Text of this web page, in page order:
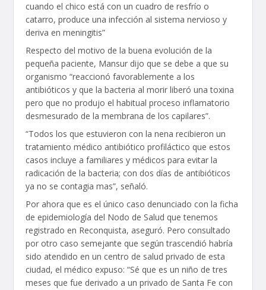
cuando el chico está con un cuadro de resfrío o
catarro, produce una infección al sistema nervioso y
deriva en meningitis”
Respecto del motivo de la buena evolución de la
pequeña paciente, Mansur dijo que se debe a que su
organismo “reaccionó favorablemente a los
antibióticos y que la bacteria al morir liberó una toxina
pero que no produjo el habitual proceso inflamatorio
desmesurado de la membrana de los capilares”.
“Todos los que estuvieron con la nena recibieron un
tratamiento médico antibiótico profiláctico que estos
casos incluye a familiares y médicos para evitar la
radicación de la bacteria; con dos días de antibióticos
ya no se contagia mas”, señaló.
Por ahora que es el único caso denunciado con la ficha
de epidemiología del Nodo de Salud que tenemos
registrado en Reconquista, aseguró. Pero consultado
por otro caso semejante que según trascendió habría
sido atendido en un centro de salud privado de esta
ciudad, el médico expuso: “Sé que es un niño de tres
meses que fue derivado a un privado de Santa Fe con